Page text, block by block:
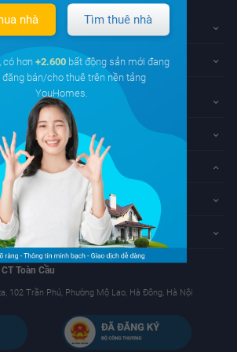
Toàn Cầu
102 Trần Phú, Phường Mộ Lao, Hà Đông, Hà Nội
nhà Tìm thuê nhà
có hơn +2.600 bất động sản mới đang
bán/cho thuê trên nền tảng
YouHomes.